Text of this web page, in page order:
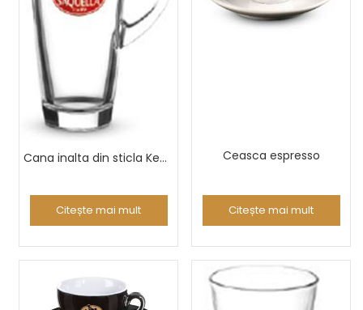
Cana inalta din sticla Kenya
Citește mai mult
Ceasca espresso
Citește mai mult